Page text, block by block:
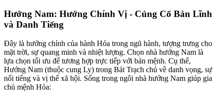
Hướng Nam: Hướng Chính Vị - Củng Cố Bản Lĩnh
và Danh Tiếng
Đây là hướng chính của hành Hỏa trong ngũ hành, tượng trưng cho
mặt trời, sự quang minh và nhiệt lượng. Chọn nhà hướng Nam là
lựa chọn tối ưu để tương hợp trực tiếp với bản mệnh. Cụ thể,
Hướng Nam (thuộc cung Ly) trong Bát Trạch chủ về danh vọng, sự
nổi tiếng và vị thế xã hội. Sống trong ngôi nhà hướng Nam giúp gia
chủ mệnh Hỏa: